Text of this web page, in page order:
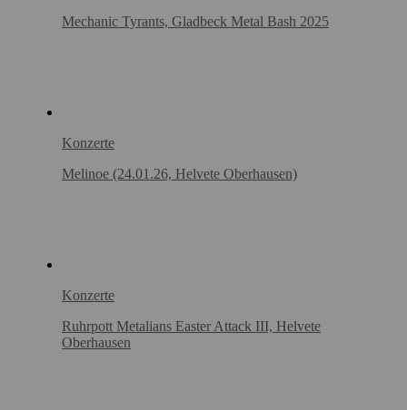
Mechanic Tyrants, Gladbeck Metal Bash 2025
Konzerte
Melinoe (24.01.26, Helvete Oberhausen)
Konzerte
Ruhrpott Metalians Easter Attack III, Helvete
Oberhausen